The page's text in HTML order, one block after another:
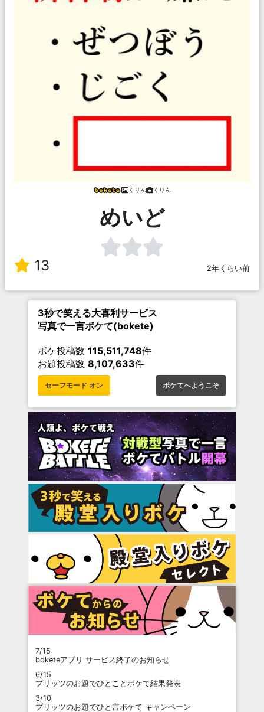
くりん くりん
めいど
13 2年くらい前
3秒で笑える大喜利サービス
写真で一言ボケて(bokete)
ボケ投稿数 115,511,748件
お題投稿数 8,107,633件
セーフモード オン ボケてへようこそ
7/15
boketeアプリ サービス終了のお知らせ
6/15
プリッツのお題でひとことボケて結果発表
3/10
プリッツのお題でひと言ボケて キャンペーン